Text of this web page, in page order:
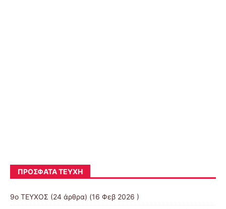
ΠΡΌΣΦΑΤΑ ΤΕΎΧΗ
9ο ΤΕΥΧΟΣ (24 άρθρα) (16 Φεβ 2026 )